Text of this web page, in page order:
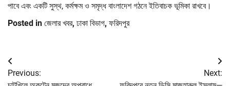
পাবে এবং একটি সুস্থ, কর্মক্ষম ও সমৃদ্ধ বাংলাদেশ গঠনে ইতিবাচক ভূমিকা রাখবে।
Posted in জেলার খবর, ঢাকা বিভাগ, ফরিদপুর
Post
navigation
Previous:
Next: